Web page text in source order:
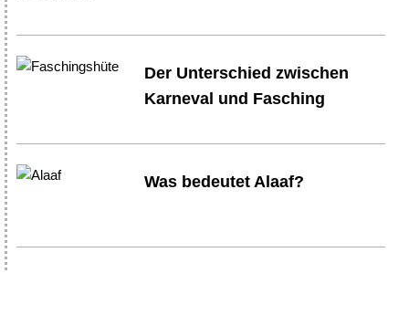
Der Unterschied zwischen
Karneval und Fasching
Was bedeutet Alaaf?